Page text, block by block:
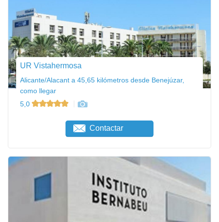
UR Vistahermosa
Alicante/Alacant a 45,65 kilómetros desde Benejúzar,
como llegar
5,0
Contactar